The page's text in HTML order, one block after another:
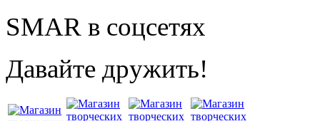
SMAR в соцсетях
Давайте дружить!